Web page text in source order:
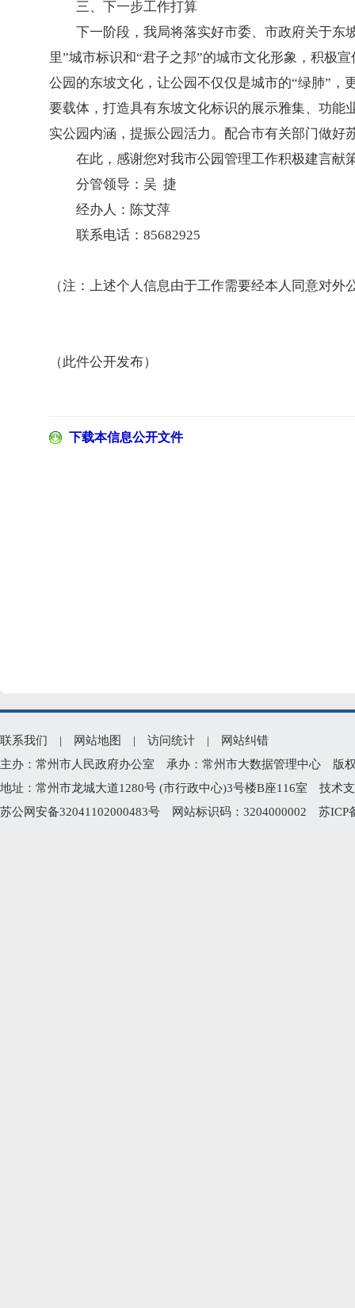
三、下一步工作打算
下一阶段，我局将落实好市委、市政府关于东
里”城市标识和“君子之邦”的城市文化形象，积极
公园的东坡文化，让公园不仅仅是城市的“绿肺”
要载体，打造具有东坡文化标识的展示雅集、功
实公园内涵，提振公园活力。配合市有关部门做
在此，感谢您对我市公园管理工作积极建言献
分管领导：吴 捷
经办人：陈艾萍
联系电话：85682925
（注：上述个人信息由于工作需要经本人同意对外
（此件公开发布）
下载本信息公开文件
联系我们 | 网站地图 | 访问统计 |
网站纠错
主办：常州市人民政府办公室 承办：常州市大数据管理中心 版
地址：常州市龙城大道1280号 (市行政中心)3号楼B座116室 技术
苏公网安备32041102000483号 网站标识码：3204000002 苏ICP